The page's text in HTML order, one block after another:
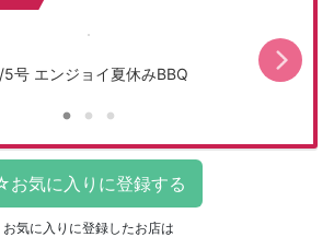
5号 エンジョイ夏休みBBQ
お気に入りに登録したお店は